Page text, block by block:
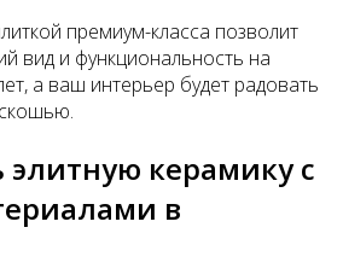
премиум-класса позволит
вид и функциональность на
а ваш интерьер будет радовать
элитную керамику с
в